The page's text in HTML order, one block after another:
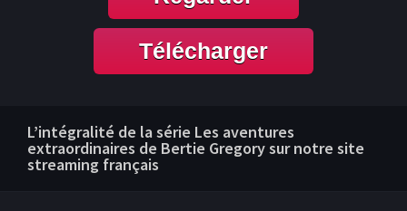
Télécharger
L’intégralité de la série Les aventures
extraordinaires de Bertie Gregory sur notre site
streaming français